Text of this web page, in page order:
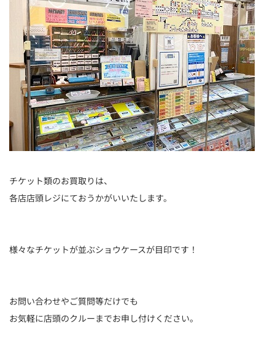
チケット類のお買取りは、
各店店頭レジにておうかがいいたします。
様々なチケットが並ぶショウケースが目印です！
お問い合わせやご質問等だけでも
お気軽に店頭のクルーまでお申し付けください。